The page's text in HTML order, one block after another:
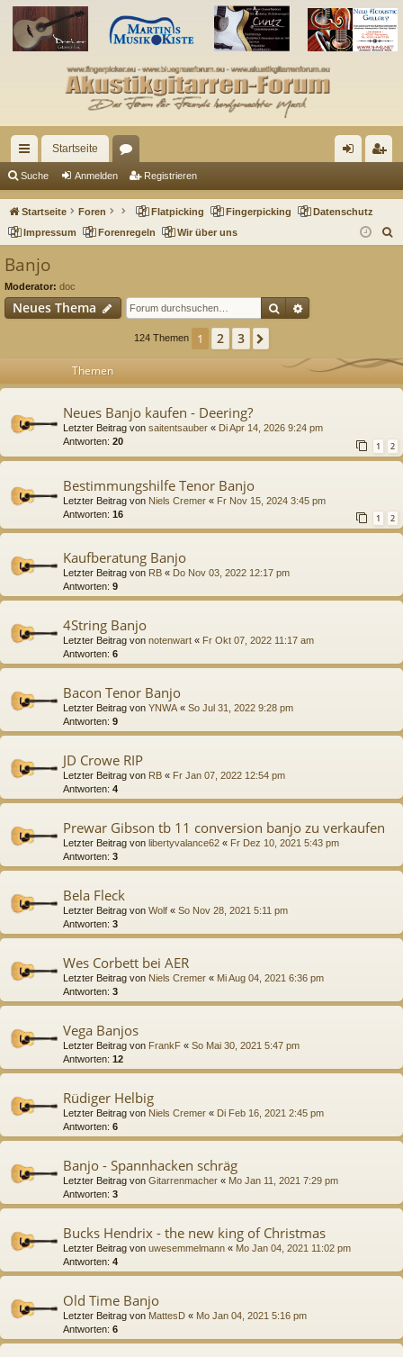
ch
ne
llz
riff
Startseite
en m ist
rie
Suche Anmelden Registrieren
Startseite Foren Flatpicking Fingerpicking
Datenschutz
Impressum
Forenregeln Wir über uns
Banjo
Moderator: doc
Neues Thema Suche
124 Themen 1 2 3
Themen
Neues Banjo kaufen - Deering?
Letzter Beitrag von saitentsauber « Di Apr 14, 2026 9:24 pm
Antworten: 20 1 2
Bestimmungshilfe Tenor Banjo
Letzter Beitrag von Niels Cremer « Fr Nov 15, 2024 3:45 pm
Antworten: 16 1 2
Kaufberatung Banjo
Letzter Beitrag von RB « Do Nov 03, 2022 12:17 pm
Antworten: 9
4String Banjo
Letzter Beitrag von notenwart « Fr Okt 07, 2022 11:17 am
Antworten: 6
Bacon Tenor Banjo
Letzter Beitrag von YNWA « So Jul 31, 2022 9:28 pm
Antworten: 9
JD Crowe RIP
Letzter Beitrag von RB « Fr Jan 07, 2022 12:54 pm
Antworten: 4
Prewar Gibson tb 11 conversion banjo zu verkaufen
Letzter Beitrag von libertyvalance62 « Fr Dez 10, 2021 5:43 pm
Antworten: 3
Bela Fleck
Letzter Beitrag von Wolf « So Nov 28, 2021 5:11 pm
Antworten: 3
Wes Corbett bei AER
Letzter Beitrag von Niels Cremer « Mi Aug 04, 2021 6:36 pm
Antworten: 3
Vega Banjos
Letzter Beitrag von FrankF « So Mai 30, 2021 5:47 pm
Antworten: 12
Rüdiger Helbig
Letzter Beitrag von Niels Cremer « Di Feb 16, 2021 2:45 pm
Antworten: 6
Banjo - Spannhacken schräg
Letzter Beitrag von Gitarrenmacher « Mo Jan 11, 2021 7:29 pm
Antworten: 3
Bucks Hendrix - the new king of Christmas
Letzter Beitrag von uwesemmelmann « Mo Jan 04, 2021 11:02 pm
Antworten: 4
Old Time Banjo
Letzter Beitrag von MattesD « Mo Jan 04, 2021 5:16 pm
Antworten: 6